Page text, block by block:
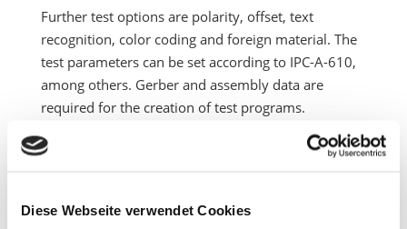
Diese Webseite verwendet Cookies
Further test options are polarity, offset, text
recognition, color coding and foreign material. The
test parameters can be set according to IPC-A-610,
among others. Gerber and assembly data are
required for the creation of test programs.
Resolution:
Z = 1 µm